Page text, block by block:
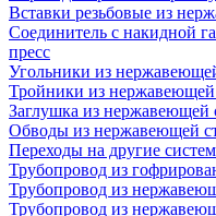
Вставки резьбовые из
Соединитель с накидной
пресс
Угольники из
Тройники из нержавеющей
Заглушка из нержавеющей
Обводы из нержавеющей
Переходы на другие
Трубопровод из
Трубопровод из
Трубопровод из